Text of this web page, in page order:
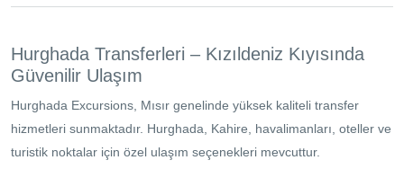
Hurghada Transferleri – Kızıldeniz Kıyısında
Güvenilir Ulaşım
Hurghada Excursions, Mısır genelinde yüksek kaliteli transfer
hizmetleri sunmaktadır. Hurghada, Kahire, havalimanları, oteller ve
turistik noktalar için özel ulaşım seçenekleri mevcuttur.